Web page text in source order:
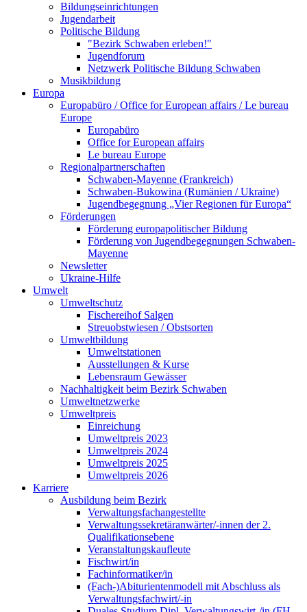
Bildungseinrichtungen
Jugendarbeit
Politische Bildung
"Bezirk Schwaben erleben!"
Jugendforum
Netzwerk Politische Bildung Schwaben
Musikbildung
Europa
Europabüro / Office for European affairs / Le bureau
Europe
Europabüro
Office for European affairs
Le bureau Europe
Regionalpartnerschaften
Schwaben-Mayenne (Frankreich)
Schwaben-Bukowina (Rumänien / Ukraine)
Jugendbegegnung „Vier Regionen für Europa“
Förderungen
Förderung europapolitischer Bildung
Förderung von Jugendbegegnungen Schwaben-
Mayenne
Newsletter
Ukraine-Hilfe
Umwelt
Umweltschutz
Fischereihof Salgen
Streuobstwiesen / Obstsorten
Umweltbildung
Umweltstationen
Ausstellungen & Kurse
Lebensraum Gewässer
Nachhaltigkeit beim Bezirk Schwaben
Umweltnetzwerke
Umweltpreis
Einreichung
Umweltpreis 2023
Umweltpreis 2024
Umweltpreis 2025
Umweltpreis 2026
Karriere
Ausbildung beim Bezirk
Verwaltungsfachangestellte
Verwaltungssekretäranwärter/-innen der 2.
Qualifikationsebene
Veranstaltungskaufleute
Fischwirt/in
Fachinformatiker/in
(Fach-)Abiturientenmodell mit Abschluss als
Verwaltungsfachwirt/-in